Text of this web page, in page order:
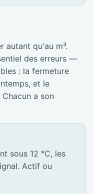
autant qu'au m³.
des erreurs —
: la fermeture
et le
a son
sous 12 °C, les
Actif ou